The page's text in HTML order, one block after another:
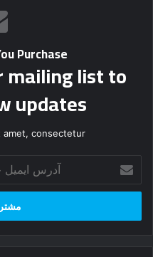
Purchase
mailing list to
updates!
consectetur.
ر
ا